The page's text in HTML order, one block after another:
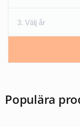
Populära